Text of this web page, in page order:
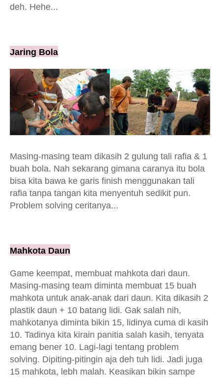
deh. Hehe...
Jaring Bola
Masing-masing team dikasih 2 gulung tali rafia & 1
buah bola. Nah sekarang gimana caranya itu bola
bisa kita bawa ke garis finish menggunakan tali
rafia tanpa tangan kita menyentuh sedikit pun.
Problem solving ceritanya...
Mahkota Daun
Game keempat, membuat mahkota dari daun.
Masing-masing team diminta membuat 15 buah
mahkota untuk anak-anak dari daun. Kita dikasih 2
plastik daun + 10 batang lidi. Gak salah nih,
mahkotanya diminta bikin 15, lidinya cuma di kasih
10. Tadinya kita kirain panitia salah kasih, tenyata
emang bener 10. Lagi-lagi tentang problem
solving. Dipiting-pitingin aja deh tuh lidi. Jadi juga
15 mahkota, lebh malah. Keasikan bikin sampe